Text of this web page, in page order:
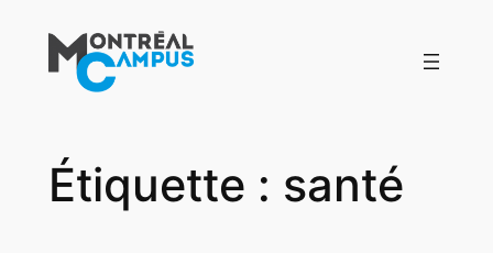
contenu
Étiquette : santé